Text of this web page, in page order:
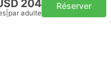
204
par adulte
Réserver